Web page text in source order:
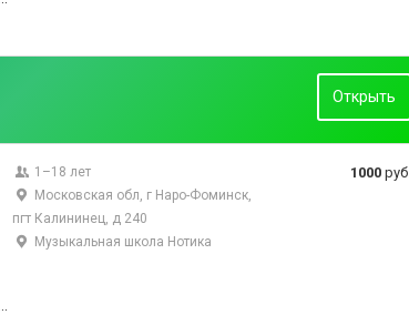
Открыть
1–18 лет
Московская обл, г Наро-Фоминск,
пгт Калининец, д 240
Музыкальная школа Нотика
1000